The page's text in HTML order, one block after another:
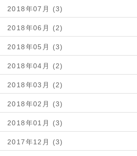
2018年07月 (3)
2018年06月 (2)
2018年05月 (3)
2018年04月 (2)
2018年03月 (2)
2018年02月 (3)
2018年01月 (3)
2017年12月 (3)